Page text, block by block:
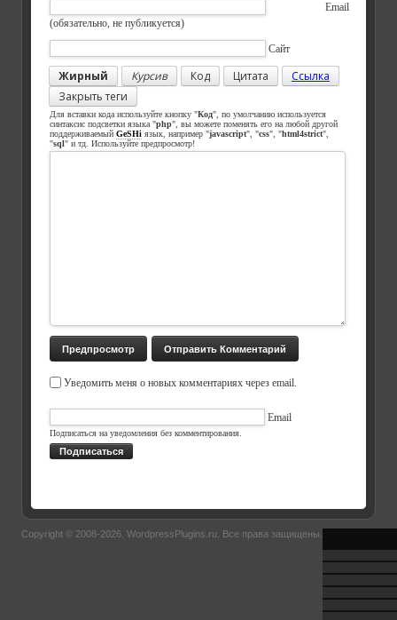
Email
(обязательно, не публикуется)
Сайт
Жирный Курсив Код Цитата
Ссылка
Закрыть теги
Для вставки кода используйте кнопку "Код", по умолчанию используется
синтаксис подсветки языка "php", вы можете поменять его на любой другой
поддерживаемый GeSHi язык, например "javascript", "css", "html4strict",
"sql" и тд. Используйте предпросмотр!
Уведомить меня о новых комментариях через email.
Email
Подписаться на уведомления без комментирования.
Подписаться
Copyright © 2008-2026. WordpressPlugins.ru . Все права защищены.